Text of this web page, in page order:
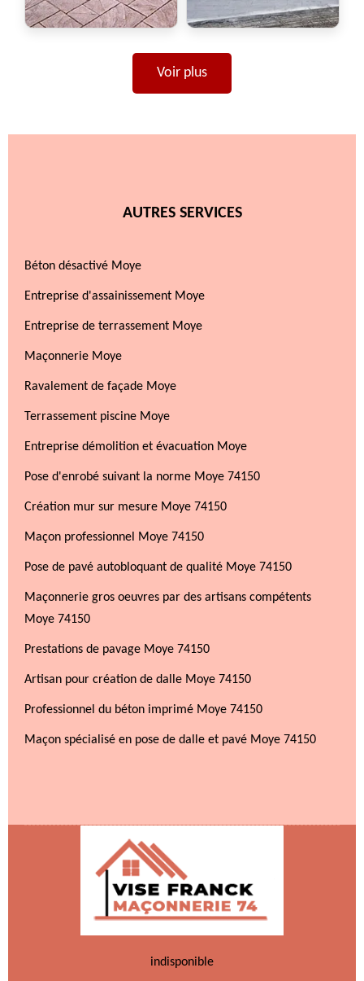
Voir plus
AUTRES SERVICES
Béton désactivé Moye
Entreprise d'assainissement Moye
Entreprise de terrassement Moye
Maçonnerie Moye
Ravalement de façade Moye
Terrassement piscine Moye
Entreprise démolition et évacuation Moye
Pose d'enrobé suivant la norme Moye 74150
Création mur sur mesure Moye 74150
Maçon professionnel Moye 74150
Pose de pavé autobloquant de qualité Moye 74150
Maçonnerie gros oeuvres par des artisans compétents
Moye 74150
Prestations de pavage Moye 74150
Artisan pour création de dalle Moye 74150
Professionnel du béton imprimé Moye 74150
Maçon spécialisé en pose de dalle et pavé Moye 74150
indisponible